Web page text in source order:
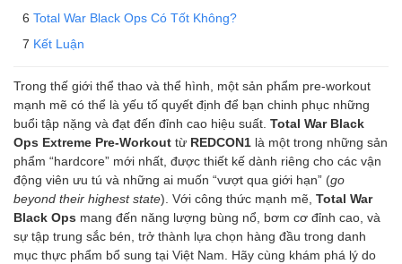
Total War Black Ops Có Tốt Không?
Kết Luận
Trong thế giới thể thao và thể hình, một sản phẩm pre-workout
mạnh mẽ có thể là yếu tố quyết định để bạn chinh phục những
buổi tập nặng và đạt đến đỉnh cao hiệu suất. Total War Black
Ops Extreme Pre-Workout từ REDCON1 là một trong những sản
phẩm “hardcore” mới nhất, được thiết kế dành riêng cho các vận
động viên ưu tú và những ai muốn “vượt qua giới hạn” (go
beyond their highest state). Với công thức mạnh mẽ, Total War
Black Ops mang đến năng lượng bùng nổ, bơm cơ đỉnh cao, và
sự tập trung sắc bén, trở thành lựa chọn hàng đầu trong danh
mục thực phẩm bổ sung tại Việt Nam. Hãy cùng khám phá lý do